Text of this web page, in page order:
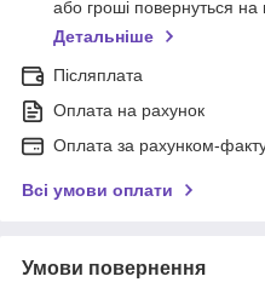
або гроші повернуться на
Детальніше
Післяплата
Оплата на рахунок
Оплата за рахунком-
Всі умови оплати
Умови повернення